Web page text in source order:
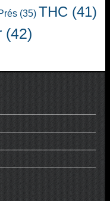
(35) THC (41)
(42)